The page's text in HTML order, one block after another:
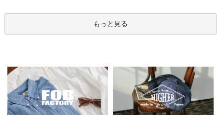
もっと見る